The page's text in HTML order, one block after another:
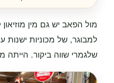
למבוגר, של מכוניות ישנות
שלגמרי שווה ביקור. הייתה